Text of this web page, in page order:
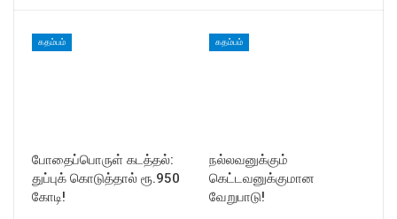
கதம்பம்
போதைப்பொருள் கடத்தல்:
துப்புக் கொடுத்தால் ரூ.950
கோடி!
கதம்பம்
நல்லவனுக்கும்
கெட்டவனுக்குமான
வேறுபாடு!